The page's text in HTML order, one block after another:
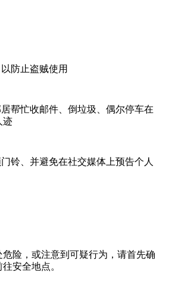
防止盗贼使用
帮忙收邮件、倒垃圾、偶尔停车在
迹
铃、并避免在社交媒体上预告个人
险，或注意到可疑行为，请首先确
安全地点。